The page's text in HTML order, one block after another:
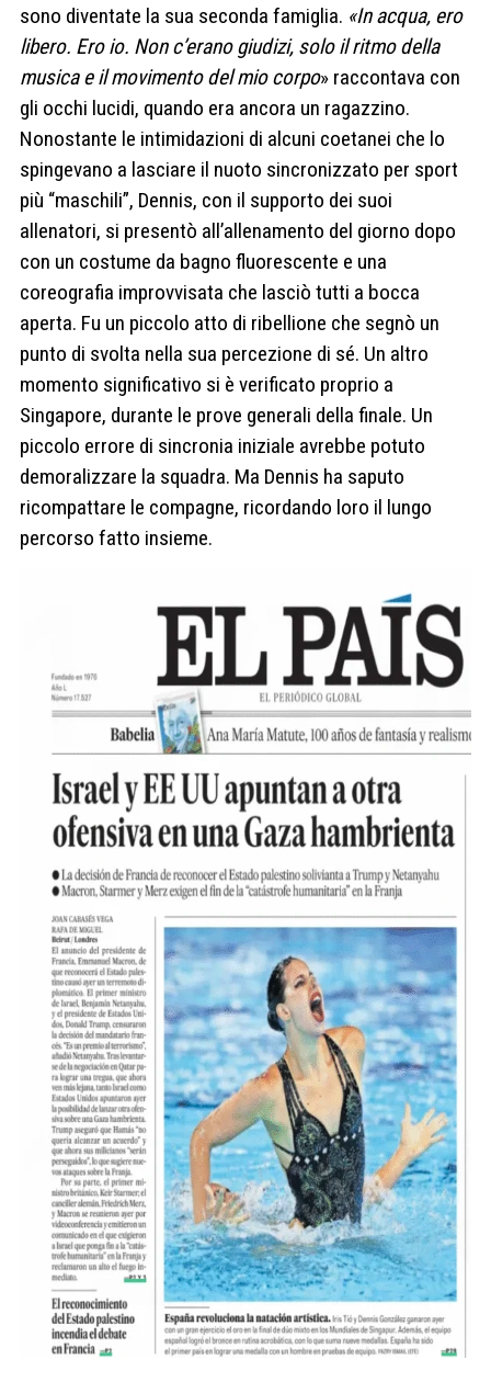
sono diventate la sua seconda famiglia. «In acqua, ero
libero. Ero io. Non c’erano giudizi, solo il ritmo della
musica e il movimento del mio corpo» raccontava con
gli occhi lucidi, quando era ancora un ragazzino.
Nonostante le intimidazioni di alcuni coetanei che lo
spingevano a lasciare il nuoto sincronizzato per sport
più “maschili”, Dennis, con il supporto dei suoi
allenatori, si presentò all’allenamento del giorno dopo
con un costume da bagno fluorescente e una
coreografia improvvisata che lasciò tutti a bocca
aperta. Fu un piccolo atto di ribellione che segnò un
punto di svolta nella sua percezione di sé. Un altro
momento significativo si è verificato proprio a
Singapore, durante le prove generali della finale. Un
piccolo errore di sincronia iniziale avrebbe potuto
demoralizzare la squadra. Ma Dennis ha saputo
ricompattare le compagne, ricordando loro il lungo
percorso fatto insieme.